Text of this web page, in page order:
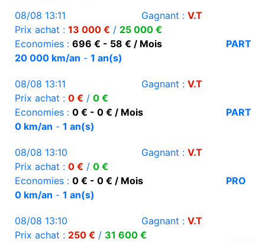
08/08 13:11 Gagnant : V.T
Prix achat : 13 000 € / 25 000 €
Economies : 696 € - 58 € / Mois
PART
20 000 km/an - 1 an(s)
08/08 13:11 Gagnant : V.T
Prix achat : 0 € / 0 €
Economies : 0 € - 0 € / Mois
PART
0 km/an - 1 an(s)
08/08 13:10 Gagnant : V.T
Prix achat : 0 € / 0 €
Economies : 0 € - 0 € / Mois
PRO
0 km/an - 1 an(s)
08/08 13:10 Gagnant : V.T
Prix achat : 250 € / 31 600 €